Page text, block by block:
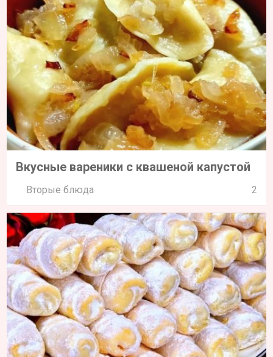
Вкусные вареники с квашеной капустой
Вторые блюда 2